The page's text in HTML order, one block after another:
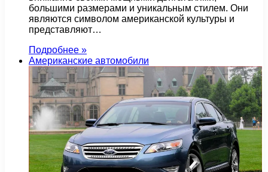
большими размерами и уникальным стилем. Они
являются символом американской культуры и
представляют…
Подробнее »
Американские автомобили